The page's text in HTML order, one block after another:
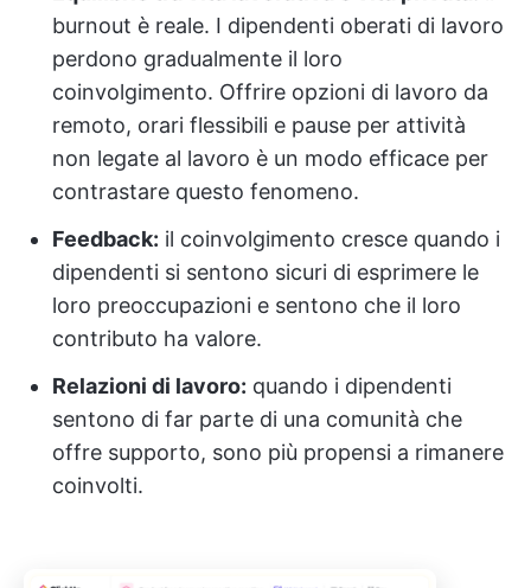
burnout è reale. I dipendenti oberati di lavoro
perdono gradualmente il loro
coinvolgimento. Offrire opzioni di lavoro da
remoto, orari flessibili e pause per attività
non legate al lavoro è un modo efficace per
contrastare questo fenomeno.
Feedback: il coinvolgimento cresce quando i
dipendenti si sentono sicuri di esprimere le
loro preoccupazioni e sentono che il loro
contributo ha valore.
Relazioni di lavoro: quando i dipendenti
sentono di far parte di una comunità che
offre supporto, sono più propensi a rimanere
coinvolti.